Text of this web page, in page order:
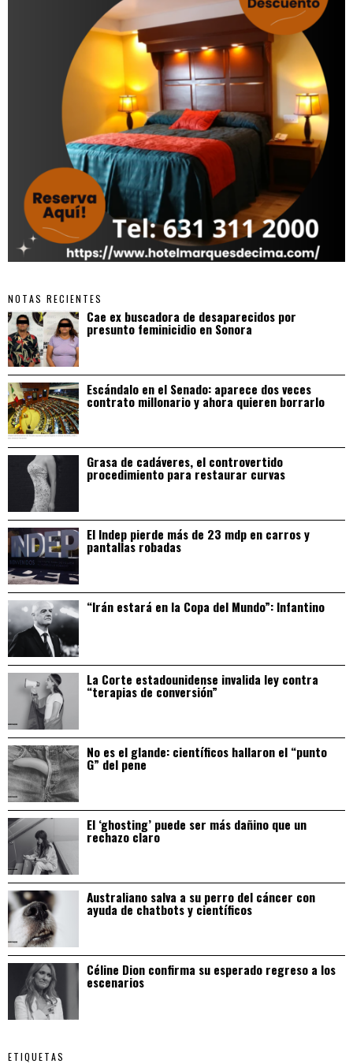
NOTAS RECIENTES
Cae ex buscadora de desaparecidos por
presunto feminicidio en Sonora
Escándalo en el Senado: aparece dos veces
contrato millonario y ahora quieren borrarlo
Grasa de cadáveres, el controvertido
procedimiento para restaurar curvas
El Indep pierde más de 23 mdp en carros y
pantallas robadas
“Irán estará en la Copa del Mundo”: Infantino
La Corte estadounidense invalida ley contra
“terapias de conversión”
No es el glande: científicos hallaron el “punto
G” del pene
El ‘ghosting’ puede ser más dañino que un
rechazo claro
Australiano salva a su perro del cáncer con
ayuda de chatbots y científicos
Céline Dion confirma su esperado regreso a los
escenarios
ETIQUETAS